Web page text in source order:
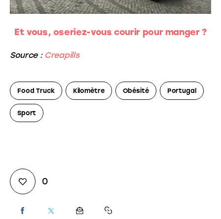
Et vous, oseriez-vous courir pour manger ?
Source : Creapills
Food Truck Kilomètre Obésité Portugal
Sport
0